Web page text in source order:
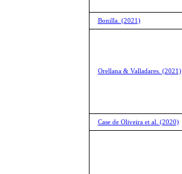
Bonilla. (2021)
Orellana & Valladares. (2021)
Case de Oliveira et al. (2020)